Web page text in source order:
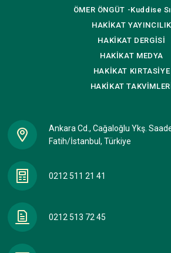
ÖMER ÖNGÜT -Kuddise
HAKİKAT YAYINCILIK
HAKİKAT DERGİSİ
HAKİKAT MEDYA
HAKİKAT KIRTASİYE
HAKİKAT
Ankara Cd., Cağaloğlu Ykş.
Fatih/İstanbul, Türkiye
0212 511 21 41
0212 513 72 45